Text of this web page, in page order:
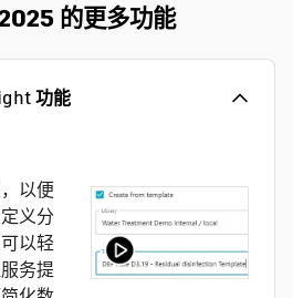
的更多功能
功能
以便
义分
以轻
务提